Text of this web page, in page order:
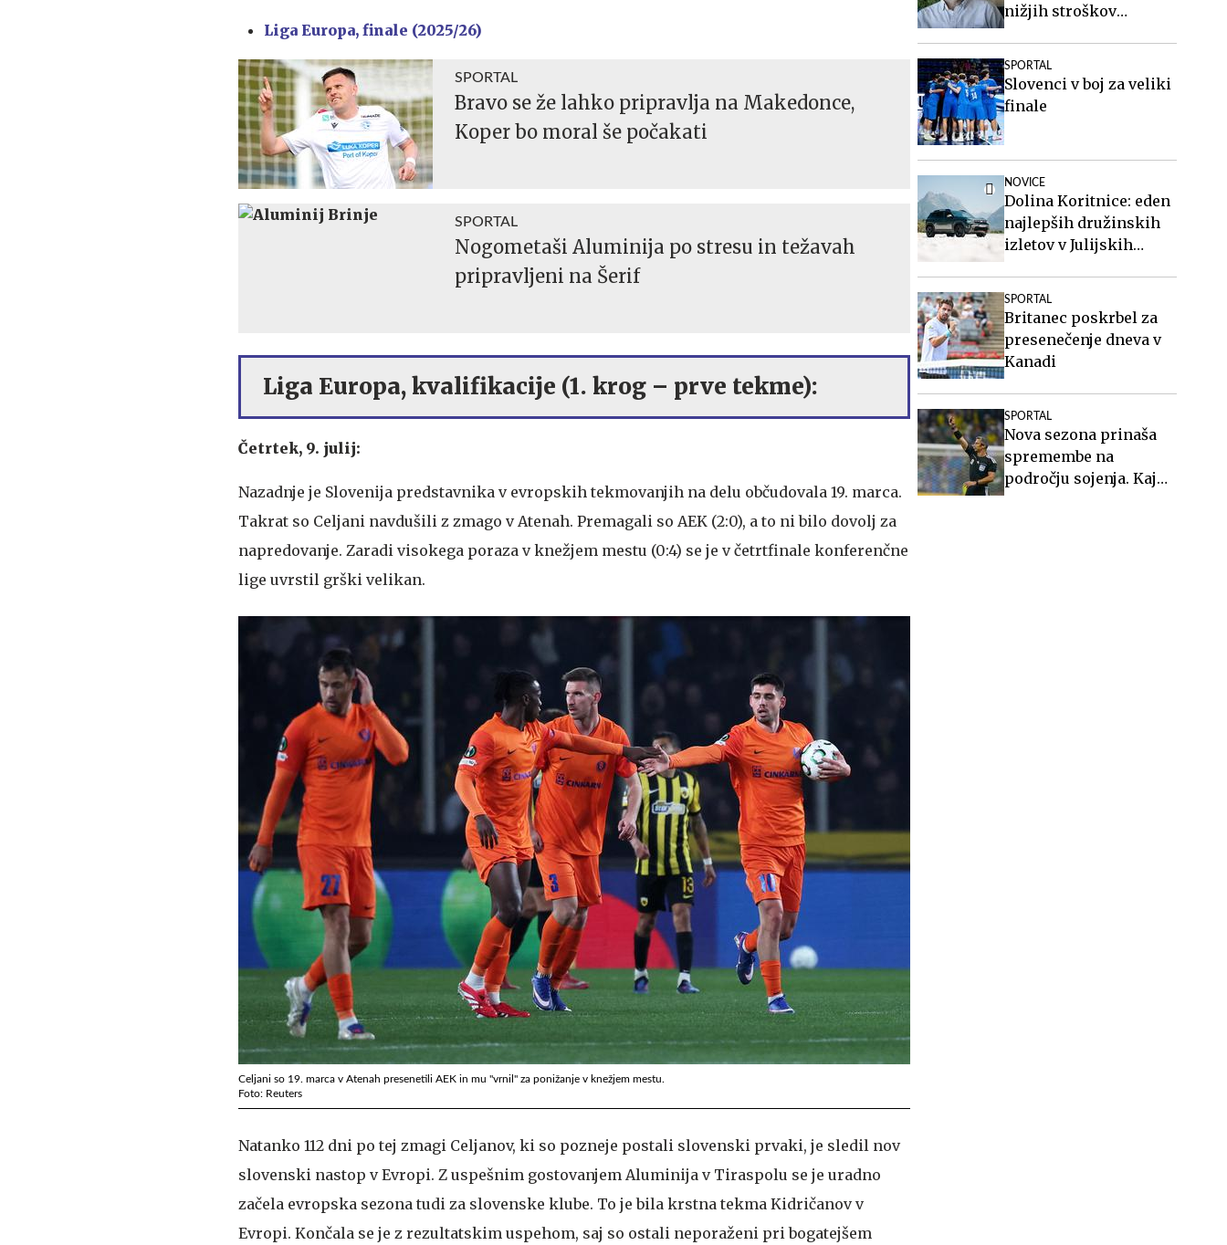
Liga Europa, finale (2025/26)
SPORTAL
Bravo se že lahko pripravlja na Makedonce,
Koper bo moral še počakati
SPORTAL
Nogometaši Aluminija po stresu in težavah
pripravljeni na Šerif
Liga Europa, kvalifikacije (1. krog – prve tekme):
Četrtek, 9. julij:
Nazadnje je Slovenija predstavnika v evropskih tekmovanjih na delu občudovala 19. marca.
Takrat so Celjani navdušili z zmago v Atenah. Premagali so AEK (2:0), a to ni bilo dovolj za
napredovanje. Zaradi visokega poraza v knežjem mestu (0:4) se je v četrtfinale konferenčne
lige uvrstil grški velikan.
Celjani so 19. marca v Atenah presenetili AEK in mu "vrnil" za ponižanje v knežjem mestu.
Foto: Reuters
Natanko 112 dni po tej zmagi Celjanov, ki so pozneje postali slovenski prvaki, je sledil nov
slovenski nastop v Evropi. Z uspešnim gostovanjem Aluminija v Tiraspolu se je uradno
začela evropska sezona tudi za slovenske klube. To je bila krstna tekma Kidričanov v
Evropi. Končala se je z rezultatskim uspehom, saj so ostali neporaženi pri bogatejšem
nižjih stroškov
SPORTAL
Slovenci v boj za veliki
finale
NOVICE
Dolina Koritnice: eden
najlepših družinskih
izletov v Julijskih
SPORTAL
Britanec poskrbel za
presenečenje dneva v
Kanadi
SPORTAL
Nova sezona prinaša
spremembe na
področju sojenja. Kaj